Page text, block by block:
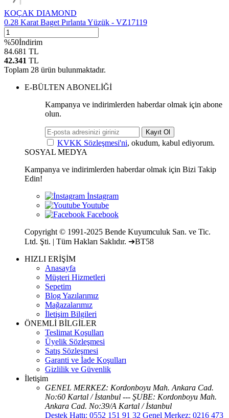
KOÇAK DIAMOND
0.28 Karat Baget Pırlanta Yüzük - VZ17119
%50İndirim
84.681 TL
42.341 TL
Toplam 28 ürün bulunmaktadır.
E-BÜLTEN ABONELİĞİ
Kampanya ve indirimlerden haberdar olmak için abone
olun.
Kayıt Ol
KVKK Sözleşmesi'ni, okudum, kabul ediyorum.
SOSYAL MEDYA
Kampanya ve indirimlerden haberdar olmak için Bizi Takip
Edin!
Copyright © 1991-2025 Bende Kuyumculuk San. ve Tic.
Ltd. Şti. | Tüm Hakları Saklıdır. ➔BT58
HIZLI ERİŞİM
Anasayfa
Müşteri Hizmetleri
Sepetim
Blog Yazılarımız
Mağazalarımız
İletişim Bilgileri
ÖNEMLİ BİLGİLER
Teslimat Koşulları
Üyelik Sözleşmesi
Satış Sözleşmesi
Garanti ve İade Koşulları
Gizlilik ve Güvenlik
İletişim
GENEL MERKEZ: Kordonboyu Mah. Ankara Cad.
No:60 Kartal / İstanbul --- ŞUBE: Kordonboyu Mah.
Ankara Cad. No:39/A Kartal / İstanbul
Destek Hattı: 0552 151 91 32 Genel Merkez: 0216 473